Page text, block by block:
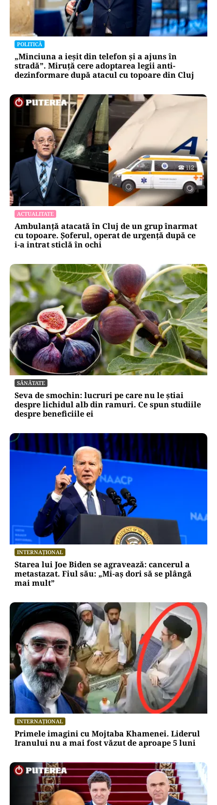
POLITICĂ
„Minciuna a ieșit din telefon și a ajuns în
stradă”. Miruță cere adoptarea legii anti-
dezinformare după atacul cu topoare din Cluj
ACTUALITATE
Ambulanță atacată în Cluj de un grup înarmat
cu topoare. Șoferul, operat de urgență după ce
i-a intrat sticlă în ochi
SĂNĂTATE
Seva de smochin: lucruri pe care nu le știai
despre lichidul alb din ramuri. Ce spun studiile
despre beneficiile ei
INTERNAȚIONAL
Starea lui Joe Biden se agravează: cancerul a
metastazat. Fiul său: „Mi-aș dori să se plângă
mai mult”
INTERNAȚIONAL
Primele imagini cu Mojtaba Khamenei. Liderul
Iranului nu a mai fost văzut de aproape 5 luni